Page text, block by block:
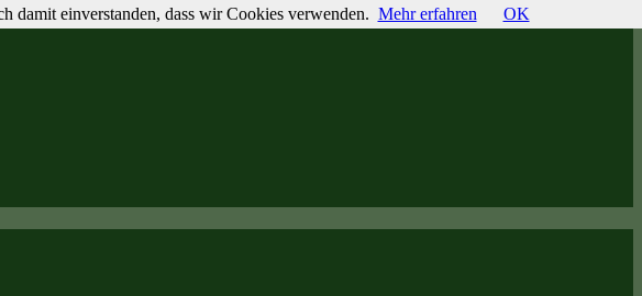
damit einverstanden, dass wir Cookies verwenden. Mehr erfahren OK